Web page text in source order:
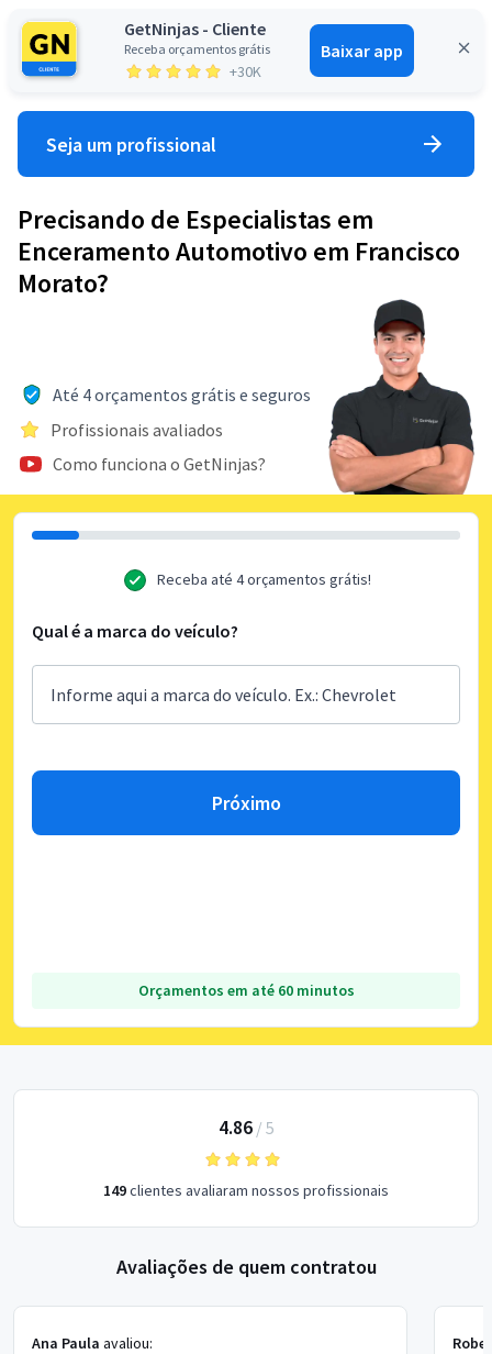
GetNinjas - Cliente
Receba orçamentos grátis
+30K
Baixar app
Entrar
Seja um profissional
Precisando de Especialistas em
Enceramento Automotivo em Francisco
Morato?
Até 4 orçamentos grátis e seguros
Profissionais avaliados
Como funciona o GetNinjas?
Receba até 4 orçamentos grátis!
Qual é a marca do veículo?
Próximo
Orçamentos em até 60 minutos
4.86/ 5
149clientes avaliaram nossos profissionais
Avaliações de quem contratou
Ana Paula avaliou: